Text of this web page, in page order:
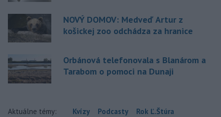
NOVÝ DOMOV: Medveď Artur z
košickej zoo odchádza za hranice
Orbánová telefonovala s Blanárom a
Tarabom o pomoci na Dunaji
Aktuálne témy: Kvízy Podcasty Rok Ľ.Štúra